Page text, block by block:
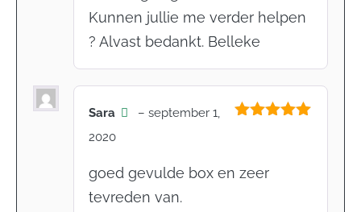
Kunnen jullie me verder helpen
? Alvast bedankt. Belleke
Sara – september 1,
2020
goed gevulde box en zeer
tevreden van.